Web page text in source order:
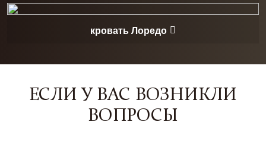
кровать Лоредо
ЕСЛИ У ВАС ВОЗНИКЛИ
ВОПРОСЫ